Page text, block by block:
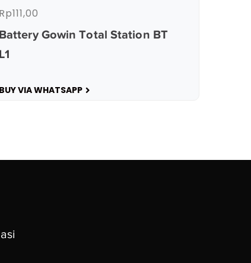
Battery Gowin Total Station BT
L1
Rp111,00
BUY VIA WHATSAPP